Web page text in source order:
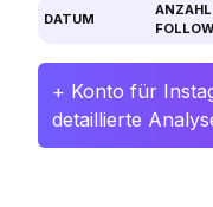
DATUM
ANZAHL
+ Konto für
detaillierte